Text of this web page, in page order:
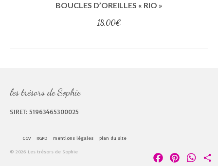
BOUCLES D’OREILLES « RIO »
18,00€
les trésors de Sophie
SIRET: 51963465300025
CGV RGPD mentions légales plan du site
© 2026 Les trésors de Sophie FacebookPinterest